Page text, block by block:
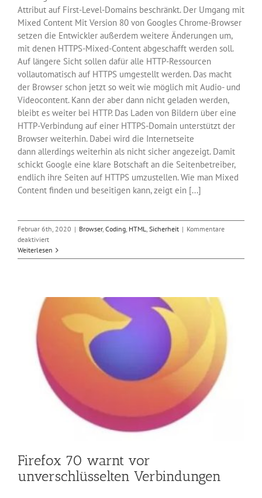
Attribut auf First-Level-Domains beschränkt. Der Umgang mit
Mixed Content Mit Version 80 von Googles Chrome-Browser
setzen die Entwickler außerdem weitere Änderungen um,
mit denen HTTPS-Mixed-Content abgeschafft werden soll.
Auf längere Sicht sollen dafür alle HTTP-Ressourcen
vollautomatisch auf HTTPS umgestellt werden. Das macht
der Browser schon jetzt so weit wie möglich mit Audio- und
Videocontent. Kann der aber dann nicht geladen werden,
bleibt es weiter bei HTTP. Das Laden von Bildern über eine
HTTP-Verbindung auf einer HTTPS-Domain unterstützt der
Browser weiterhin. Dabei wird die Internetseite
dann allerdings weiterhin als nicht sicher angezeigt. Damit
schickt Google eine klare Botschaft an die Seitenbetreiber,
endlich ihre Seiten auf HTTPS umzustellen. Wie man Mixed
Content finden und beseitigen kann, zeigt ein [...]
Februar 6th, 2020 | Browser, Coding, HTML, Sicherheit | Kommentare
deaktiviertfür
Chrome
80
Weiterlesen
Firefox 70 warnt vor
unverschlüsselten Verbindungen